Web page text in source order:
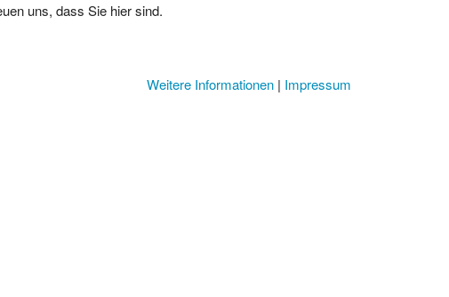
uns, dass Sie hier sind.
Weitere Informationen | Impressum